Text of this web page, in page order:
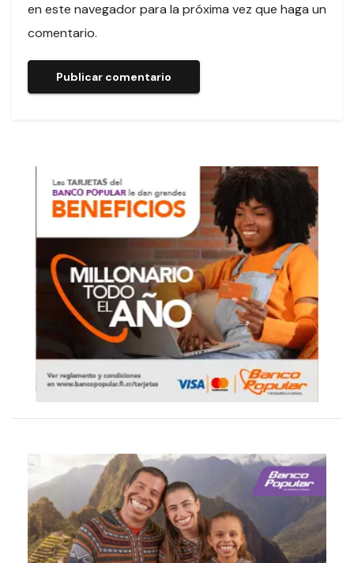
en este navegador para la próxima vez que haga un
comentario.